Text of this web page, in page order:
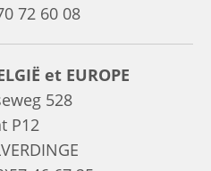
72 60 08
et EUROPE
528
P12